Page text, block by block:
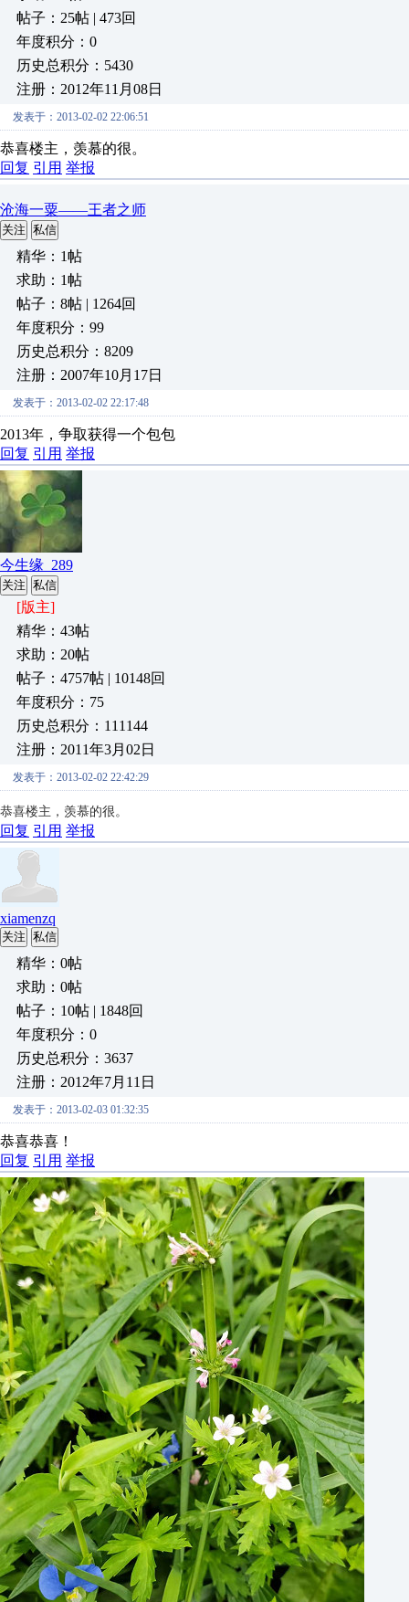
帖子：25帖 | 473回
年度积分：0
历史总积分：5430
注册：2012年11月08日
发表于：2013-02-02 22:06:51
恭喜楼主，羡慕的很。
回复 引用 举报
沧海一粟——王者之师
关注 私信
精华：1帖
求助：1帖
帖子：8帖 | 1264回
年度积分：99
历史总积分：8209
注册：2007年10月17日
发表于：2013-02-02 22:17:48
2013年，争取获得一个包包
回复 引用 举报
今生缘_289
关注 私信
[版主]
精华：43帖
求助：20帖
帖子：4757帖 | 10148回
年度积分：75
历史总积分：111144
注册：2011年3月02日
发表于：2013-02-02 22:42:29
恭喜楼主，羡慕的很。
回复 引用 举报
xiamenzq
关注 私信
精华：0帖
求助：0帖
帖子：10帖 | 1848回
年度积分：0
历史总积分：3637
注册：2012年7月11日
发表于：2013-02-03 01:32:35
恭喜恭喜！
回复 引用 举报